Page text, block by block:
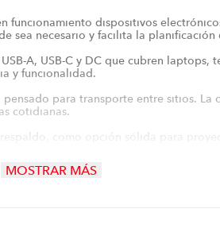
funcionamiento dispositivos
sea necesario y facilita la planificación
A, USB-C y DC que cubren
y funcionalidad.
para transporte entre sitios.
cotidianas.
como opción sólida para
comunicaciones, herramientas y
MOSTRAR MÁS